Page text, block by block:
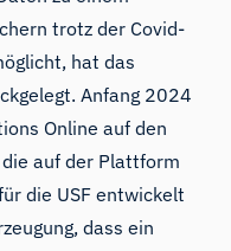
trotz der Covid-
hat das
Anfang 2024
Online auf den
auf der Plattform
die USF entwickelt
dass ein